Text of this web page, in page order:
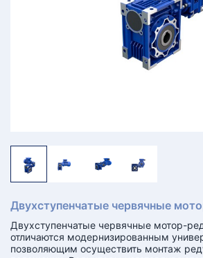
Двухступенчатые червячные
Двухступенчатые червячные мотор-
отличаются модернизированным
позволяющим осуществить монтаж